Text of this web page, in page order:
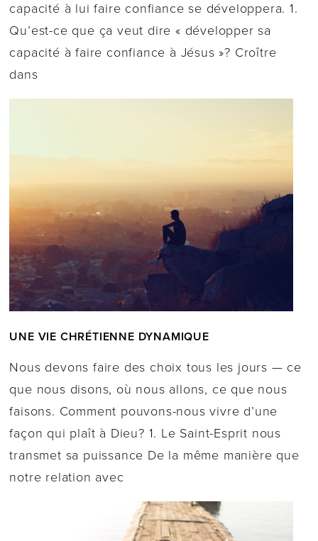
capacité à lui faire confiance se développera. 1.
Qu’est-ce que ça veut dire « développer sa
capacité à faire confiance à Jésus »? Croître
dans
UNE VIE CHRÉTIENNE DYNAMIQUE
Nous devons faire des choix tous les jours — ce
que nous disons, où nous allons, ce que nous
faisons. Comment pouvons-nous vivre d’une
façon qui plaît à Dieu? 1. Le Saint-Esprit nous
transmet sa puissance De la même manière que
notre relation avec